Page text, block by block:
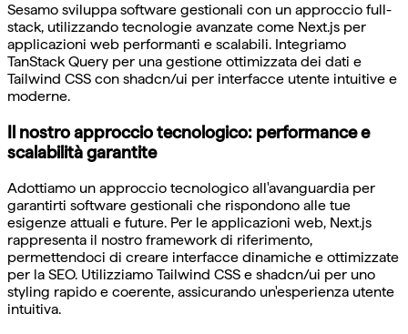
Sesamo sviluppa software gestionali con un approccio full-
stack, utilizzando tecnologie avanzate come Next.js per
applicazioni web performanti e scalabili. Integriamo
TanStack Query per una gestione ottimizzata dei dati e
Tailwind CSS con shadcn/ui per interfacce utente intuitive e
moderne.
Il nostro approccio tecnologico: performance e
scalabilità garantite
Adottiamo un approccio tecnologico all'avanguardia per
garantirti software gestionali che rispondono alle tue
esigenze attuali e future. Per le applicazioni web, Next.js
rappresenta il nostro framework di riferimento,
permettendoci di creare interfacce dinamiche e ottimizzate
per la SEO. Utilizziamo Tailwind CSS e shadcn/ui per uno
styling rapido e coerente, assicurando un'esperienza utente
intuitiva.